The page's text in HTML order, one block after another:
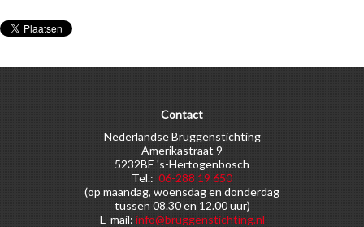
Contact
Nederlandse Bruggenstichting
Amerikastraat 9
5232BE 's-Hertogenbosch
Tel.: 06-288 19 650
(op maandag, woensdag en donderdag
tussen 08.30 en 12.00 uur)
E-mail: info@bruggenstichting.nl